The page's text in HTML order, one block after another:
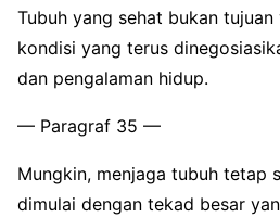
Tubuh yang sehat bukan
kondisi yang terus
dan pengalaman hidup.
— Paragraf 35 —
Mungkin, menjaga tubuh tetap
dimulai dengan tekad besar